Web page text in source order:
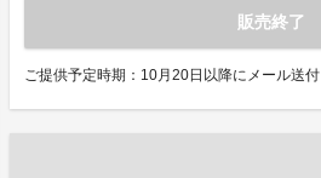
販売終了
ご提供予定時期：10月20日以降にメール送付